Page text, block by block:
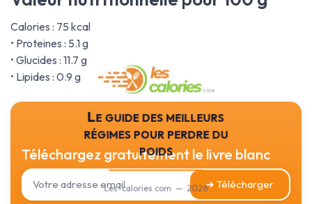
Calories : 75 kcal
• Proteines : 5.1 g
• Glucides : 11.7 g
• Lipides : 0.9 g
Le guide des meilleurs
régimes pour perdre du
poids
Les-calories.com — 2026
Téléchargez gratuitement le livre blanc
➔ Télécharger